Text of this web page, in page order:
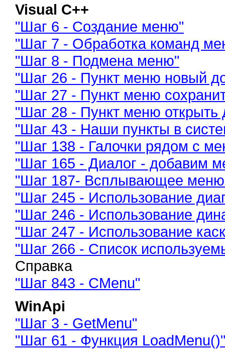
Visual C++
"Шаг 6 - Создание меню"
"Шаг 7 - Обработка команд
"Шаг 8 - Подмена меню"
"Шаг 26 - Пункт меню новый
"Шаг 27 - Пункт меню
"Шаг 28 - Пункт меню открыть
"Шаг 43 - Наши пункты в
"Шаг 138 - Галочки рядом с
"Шаг 165 - Диалог - добавим
"Шаг 187- Всплывающее меню
"Шаг 245 - Использование
"Шаг 246 - Использование
"Шаг 247 - Использование
"Шаг 266 - Список
Справка
"Шаг 843 - CMenu"
WinApi
"Шаг 3 - GetMenu"
"Шаг 61 - Функция LoadMenu()"